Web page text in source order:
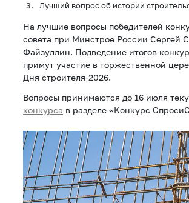
Лучший вопрос об истории
На лучшие вопросы победителей
совета при Минстрое России Сергей
Файзуллин. Подведение итогов
примут участие в торжественной
Дня строителя-2026.
Вопросы принимаются до 16 июля
конкурса в разделе «Конкурс